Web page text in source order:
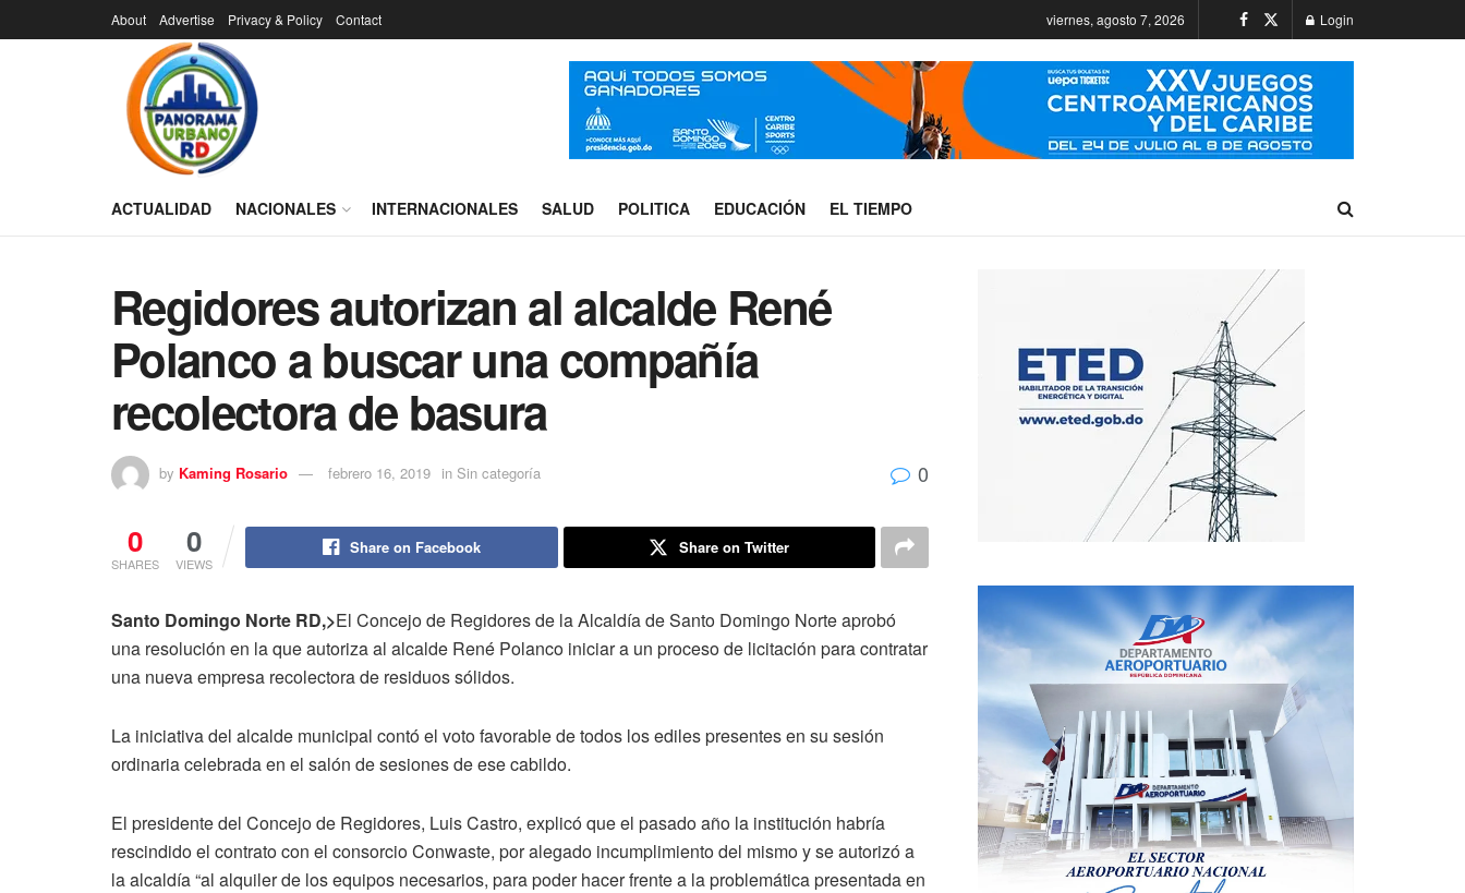
About Advertise Privacy & Policy Contact viernes, agosto 7, 2026 Login
ACTUALIDAD NACIONALES INTERNACIONALES SALUD POLITICA EDUCACIÓN EL TIEMPO
Regidores autorizan al alcalde René
Polanco a buscar una compañía
recolectora de basura
by Kaming Rosario febrero 16, 2019 in Sin categoría 0
0
SHARES
0
VIEWS
Share on Facebook Share on Twitter
Santo Domingo Norte RD,>El Concejo de Regidores de la Alcaldía de Santo Domingo Norte aprobó
una resolución en la que autoriza al alcalde René Polanco iniciar a un proceso de licitación para contratar
una nueva empresa recolectora de residuos sólidos.
La iniciativa del alcalde municipal contó el voto favorable de todos los ediles presentes en su sesión
ordinaria celebrada en el salón de sesiones de ese cabildo.
El presidente del Concejo de Regidores, Luis Castro, explicó que el pasado año la institución habría
rescindido el contrato con el consorcio Conwaste, por alegado incumplimiento del mismo y se autorizó a
la alcaldía “al alquiler de los equipos necesarios, para poder hacer frente a la problemática presentada en